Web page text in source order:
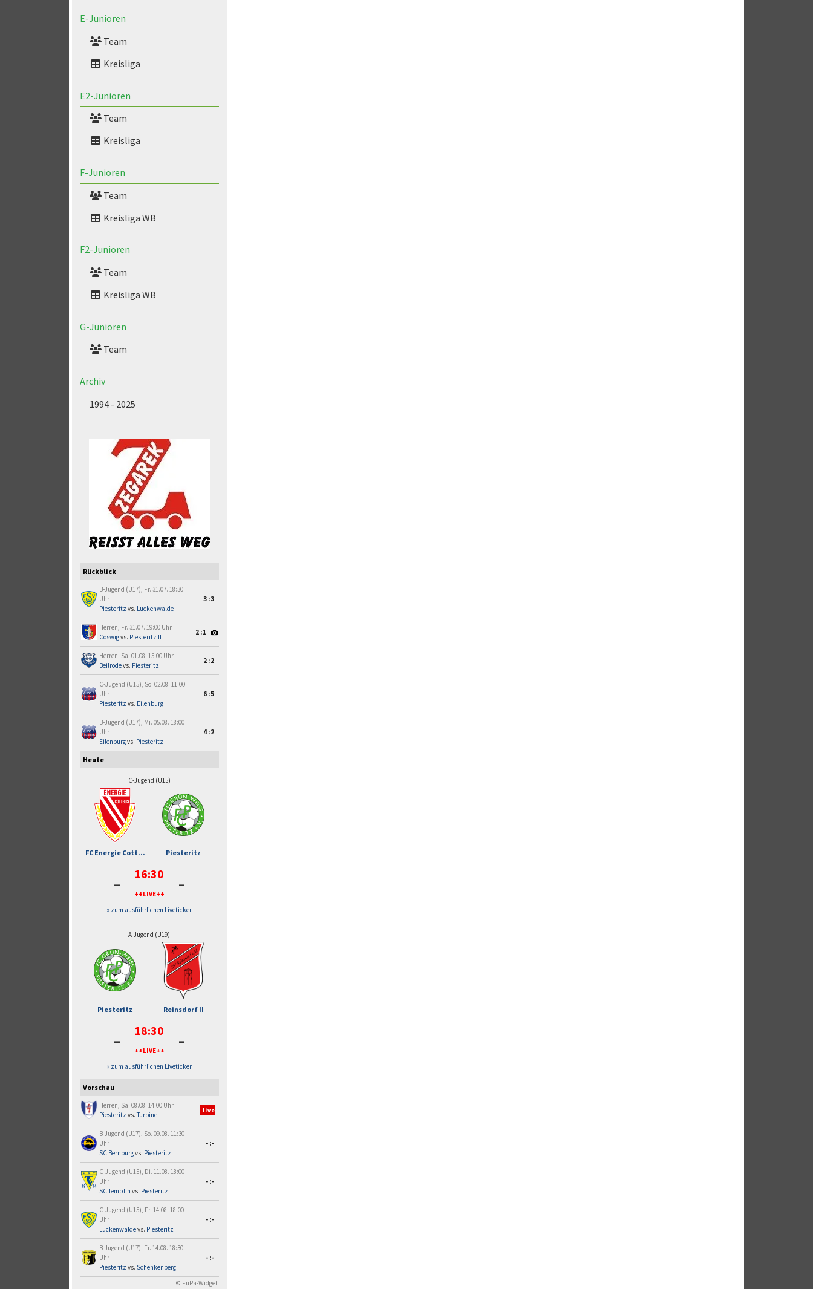
E-Junioren
Team
Kreisliga
E2-Junioren
Team
Kreisliga
F-Junioren
Team
Kreisliga WB
F2-Junioren
Team
Kreisliga WB
G-Junioren
Team
Archiv
1994 - 2025
Rückblick
B-Jugend (U17), Fr. 31.07. 18:30
Uhr
Piesteritz vs. Luckenwalde
3:3
Herren, Fr. 31.07. 19:00 Uhr
Coswigvs. Piesteritz II
2:1
Herren, Sa. 01.08. 15:00 Uhr
Beilrodevs. Piesteritz
2:2
C-Jugend (U15), So. 02.08. 11:00
Uhr
Piesteritz vs. Eilenburg
6:5
B-Jugend (U17), Mi. 05.08. 18:00
Uhr
Eilenburgvs. Piesteritz
4:2
Heute
C-Jugend (U15)
FC Energie Cott... Piesteritz
- 16:30
++LIVE++ -
» zum ausführlichen Liveticker
A-Jugend (U19)
Piesteritz Reinsdorf II
- 18:30
++LIVE++ -
» zum ausführlichen Liveticker
Vorschau
Herren, Sa. 08.08. 14:00 Uhr
Piesteritz vs.Turbine
live
B-Jugend (U17), So. 09.08. 11:30
Uhr
SC Bernburgvs. Piesteritz
-:-
C-Jugend (U15), Di. 11.08. 18:00
Uhr
SC Templin vs. Piesteritz
-:-
C-Jugend (U15), Fr. 14.08. 18:00
Uhr
Luckenwaldevs. Piesteritz
-:-
B-Jugend (U17), Fr. 14.08. 18:30
Uhr
Piesteritz vs. Schenkenberg
-:-
© FuPa-Widget